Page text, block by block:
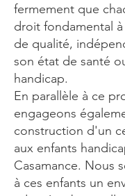
fermement que
droit fondamental
de qualité,
son état de santé
handicap.
En parallèle à ce
engageons
construction d'un
aux enfants
Casamance. Nous
à ces enfants un